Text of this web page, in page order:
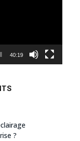
40:19
?